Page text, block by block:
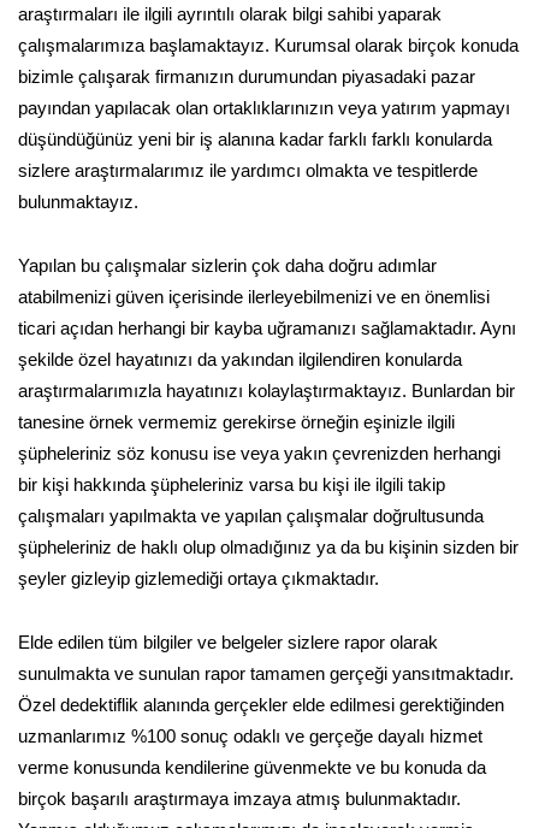
araştırmaları ile ilgili ayrıntılı olarak bilgi sahibi yaparak
çalışmalarımıza başlamaktayız. Kurumsal olarak birçok konuda
bizimle çalışarak firmanızın durumundan piyasadaki pazar
payından yapılacak olan ortaklıklarınızın veya yatırım yapmayı
düşündüğünüz yeni bir iş alanına kadar farklı farklı konularda
sizlere araştırmalarımız ile yardımcı olmakta ve tespitlerde
bulunmaktayız.
Yapılan bu çalışmalar sizlerin çok daha doğru adımlar
atabilmenizi güven içerisinde ilerleyebilmenizi ve en önemlisi
ticari açıdan herhangi bir kayba uğramanızı sağlamaktadır. Aynı
şekilde özel hayatınızı da yakından ilgilendiren konularda
araştırmalarımızla hayatınızı kolaylaştırmaktayız. Bunlardan bir
tanesine örnek vermemiz gerekirse örneğin eşinizle ilgili
şüpheleriniz söz konusu ise veya yakın çevrenizden herhangi
bir kişi hakkında şüpheleriniz varsa bu kişi ile ilgili takip
çalışmaları yapılmakta ve yapılan çalışmalar doğrultusunda
şüpheleriniz de haklı olup olmadığınız ya da bu kişinin sizden bir
şeyler gizleyip gizlemediği ortaya çıkmaktadır.
Elde edilen tüm bilgiler ve belgeler sizlere rapor olarak
sunulmakta ve sunulan rapor tamamen gerçeği yansıtmaktadır.
Özel dedektiflik alanında gerçekler elde edilmesi gerektiğinden
uzmanlarımız %100 sonuç odaklı ve gerçeğe dayalı hizmet
verme konusunda kendilerine güvenmekte ve bu konuda da
birçok başarılı araştırmaya imzaya atmış bulunmaktadır.